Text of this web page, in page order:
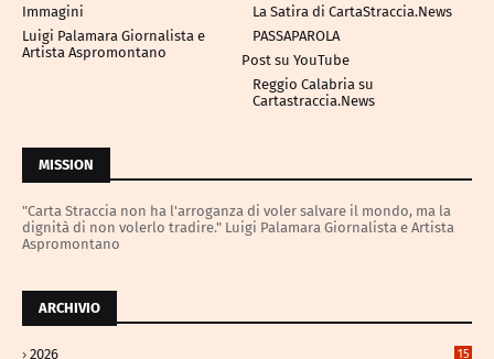
Immagini
La Satira di CartaStraccia.News
Luigi Palamara Giornalista e
Artista Aspromontano
PASSAPAROLA
Post su YouTube
Reggio Calabria su
Cartastraccia.News
MISSION
"Carta Straccia non ha l'arroganza di voler salvare il mondo, ma la
dignità di non volerlo tradire." Luigi Palamara Giornalista e Artista
Aspromontano
ARCHIVIO
2026
15